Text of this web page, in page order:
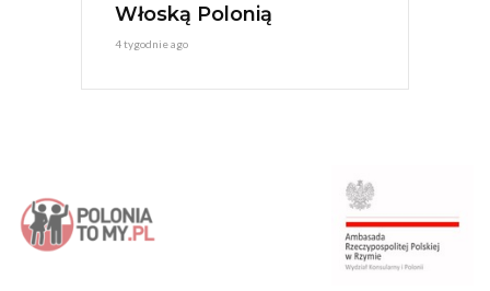
Włoską Polonią
4 tygodnie ago